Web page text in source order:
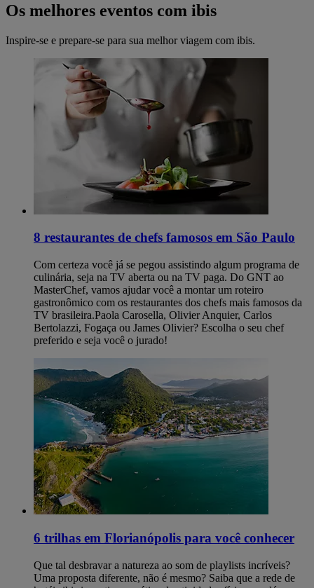
Os melhores eventos com ibis
Inspire-se e prepare-se para sua melhor viagem com ibis.
8 restaurantes de chefs famosos em São Paulo
Com certeza você já se pegou assistindo algum programa de
culinária, seja na TV aberta ou na TV paga. Do GNT ao
MasterChef, vamos ajudar você a montar um roteiro
gastronômico com os restaurantes dos chefs mais famosos da
TV brasileira.Paola Carosella, Olivier Anquier, Carlos
Bertolazzi, Fogaça ou James Olivier? Escolha o seu chef
preferido e seja você o jurado!
6 trilhas em Florianópolis para você conhecer
Que tal desbravar a natureza ao som de playlists incríveis?
Uma proposta diferente, não é mesmo? Saiba que a rede de